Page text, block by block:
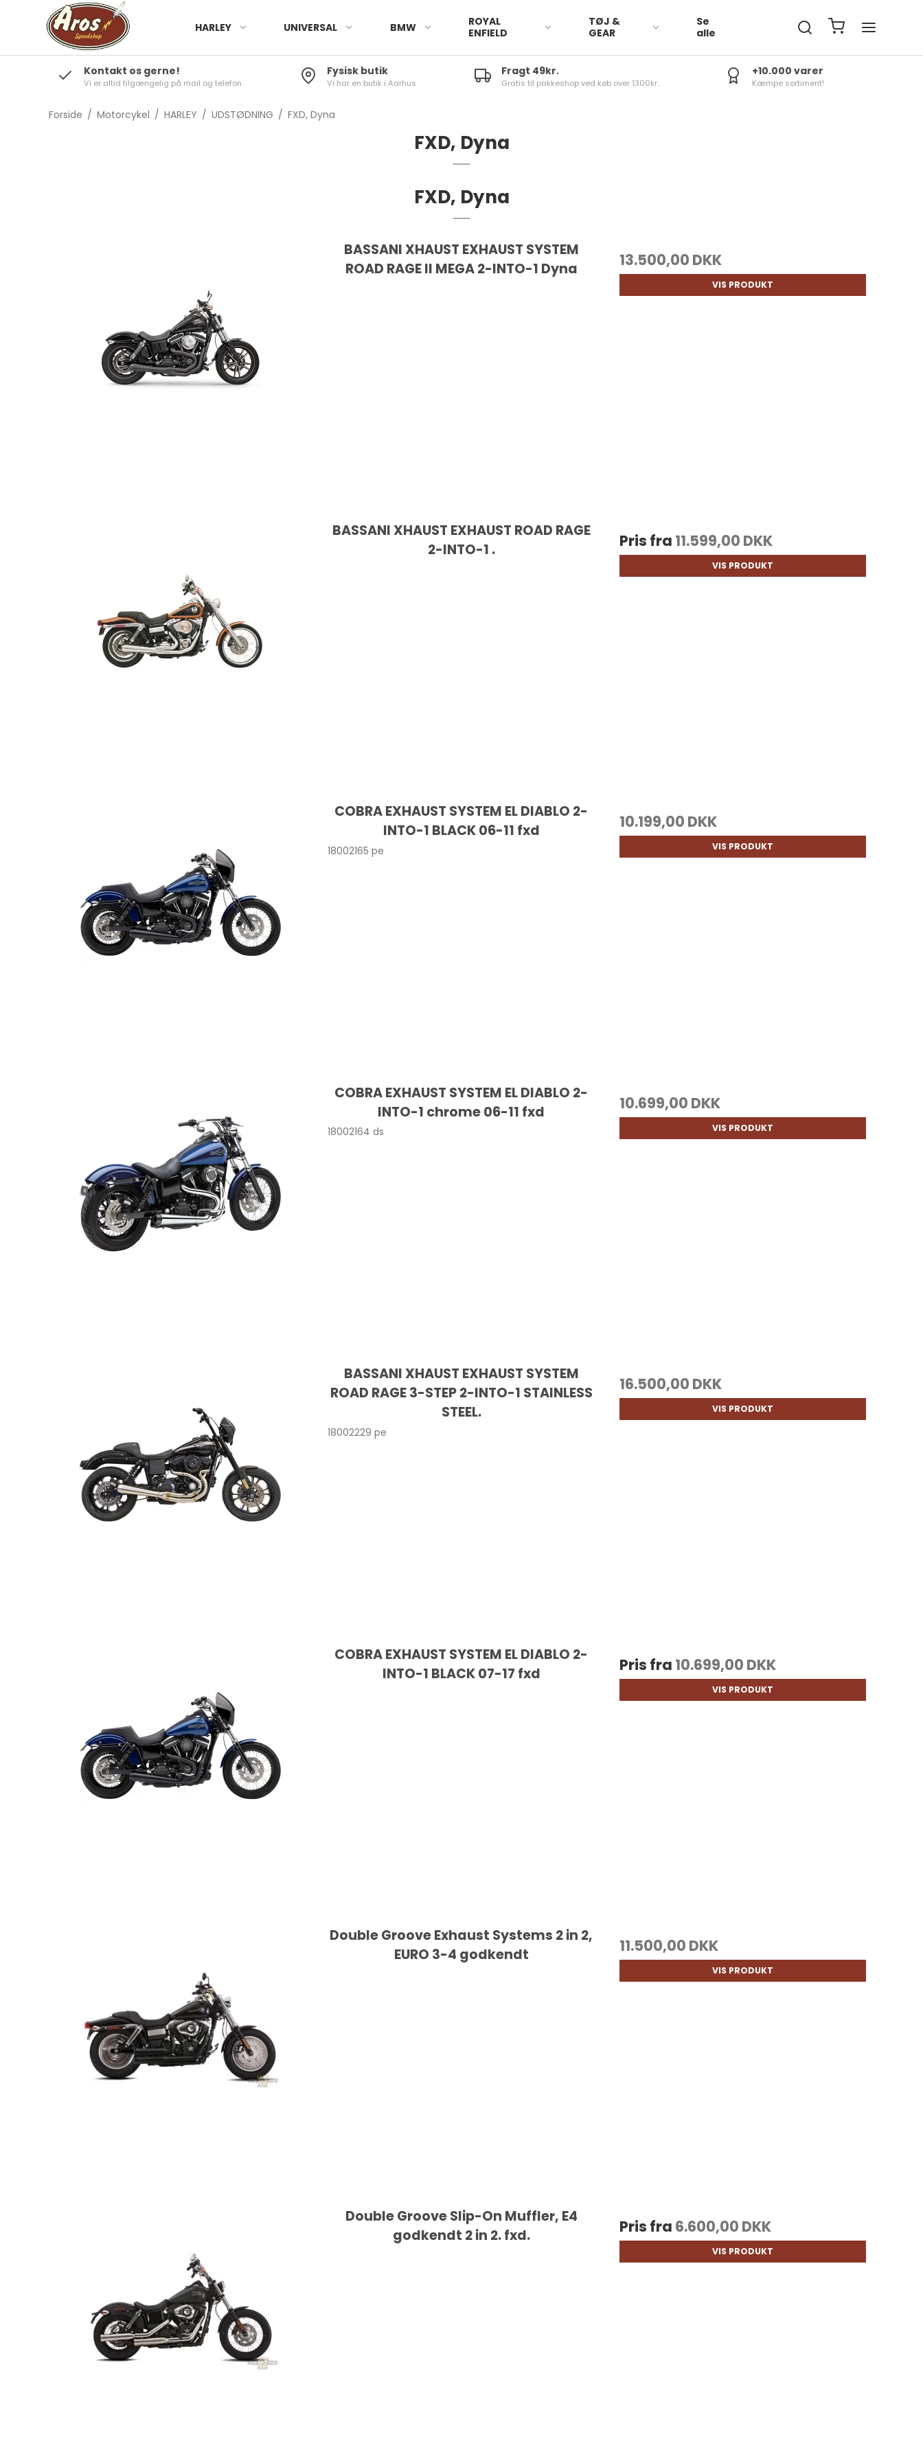
HARLEY UNIVERSAL BMW
ROYAL
ENFIELD
TØJ &
GEAR
Se
alle
Kontakt os gerne!
Vi er altid tilgængelig på mail og telefon.
Fysisk butik
Vi har en butik i Aarhus
Fragt 49kr.
Gratis til pakkeshop ved køb over 1300kr.
+10.000 varer
Kæmpe sortiment!
Forside / Motorcykel / HARLEY / UDSTØDNING / FXD, Dyna
FXD, Dyna
FXD, Dyna
BASSANI XHAUST EXHAUST SYSTEM
ROAD RAGE II MEGA 2-INTO-1 Dyna
13.500,00 DKK
VIS PRODUKT
BASSANI XHAUST EXHAUST ROAD RAGE
2-INTO-1 .
Pris fra 11.599,00 DKK
VIS PRODUKT
COBRA EXHAUST SYSTEM EL DIABLO 2-
INTO-1 BLACK 06-11 fxd
18002165 pe
10.199,00 DKK
VIS PRODUKT
COBRA EXHAUST SYSTEM EL DIABLO 2-
INTO-1 chrome 06-11 fxd
18002164 ds
10.699,00 DKK
VIS PRODUKT
BASSANI XHAUST EXHAUST SYSTEM
ROAD RAGE 3-STEP 2-INTO-1 STAINLESS
STEEL.
18002229 pe
16.500,00 DKK
VIS PRODUKT
COBRA EXHAUST SYSTEM EL DIABLO 2-
INTO-1 BLACK 07-17 fxd
Pris fra 10.699,00 DKK
VIS PRODUKT
Double Groove Exhaust Systems 2 in 2,
EURO 3-4 godkendt
11.500,00 DKK
VIS PRODUKT
Double Groove Slip-On Muffler, E4
godkendt 2 in 2. fxd.
Pris fra 6.600,00 DKK
VIS PRODUKT